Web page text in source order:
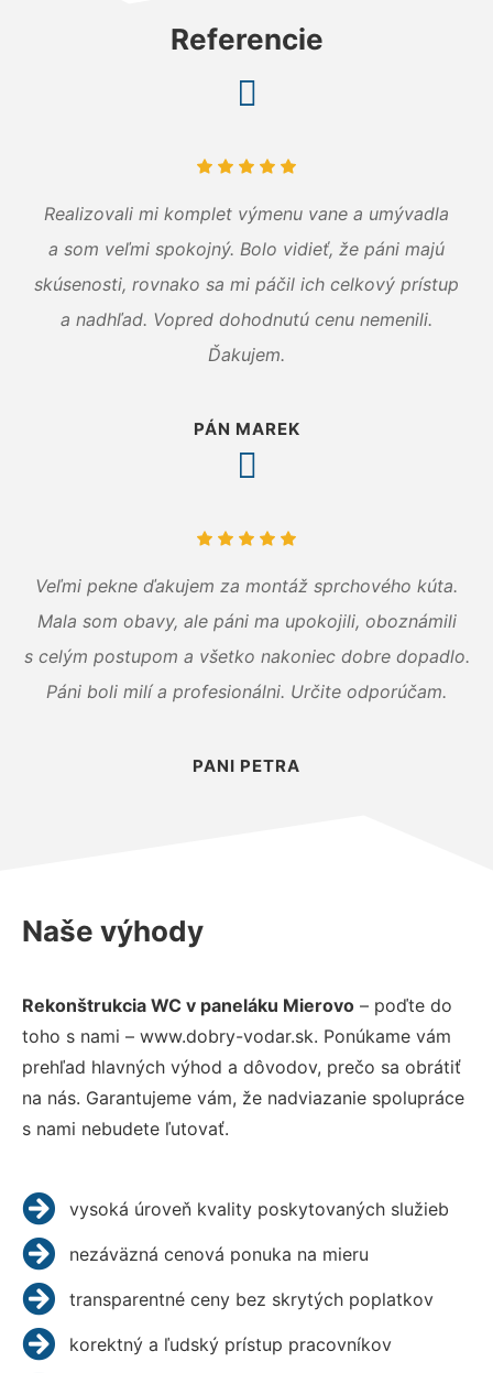
Referencie
Realizovali mi komplet výmenu vane a umývadla
a som veľmi spokojný. Bolo vidieť, že páni majú
skúsenosti, rovnako sa mi páčil ich celkový prístup
a nadhľad. Vopred dohodnutú cenu nemenili.
Ďakujem.
PÁN MAREK
Veľmi pekne ďakujem za montáž sprchového kúta.
Mala som obavy, ale páni ma upokojili, oboznámili
s celým postupom a všetko nakoniec dobre dopadlo.
Páni boli milí a profesionálni. Určite odporúčam.
PANI PETRA
Naše výhody
Rekonštrukcia WC v paneláku Mierovo – poďte do
toho s nami – www.dobry-vodar.sk. Ponúkame vám
prehľad hlavných výhod a dôvodov, prečo sa obrátiť
na nás. Garantujeme vám, že nadviazanie spolupráce
s nami nebudete ľutovať.
vysoká úroveň kvality poskytovaných služieb
nezáväzná cenová ponuka na mieru
transparentné ceny bez skrytých poplatkov
korektný a ľudský prístup pracovníkov